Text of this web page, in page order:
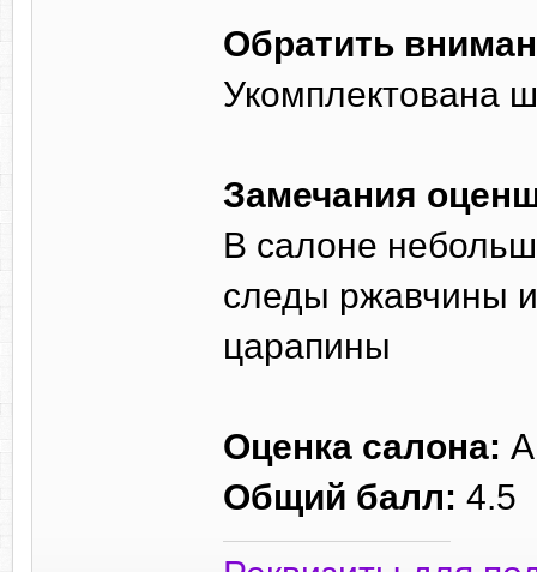
Обратить
Укомплектована
Замечания
В салоне
следы ржавчины и
царапины
Оценка салона: A
Общий балл: 4.5